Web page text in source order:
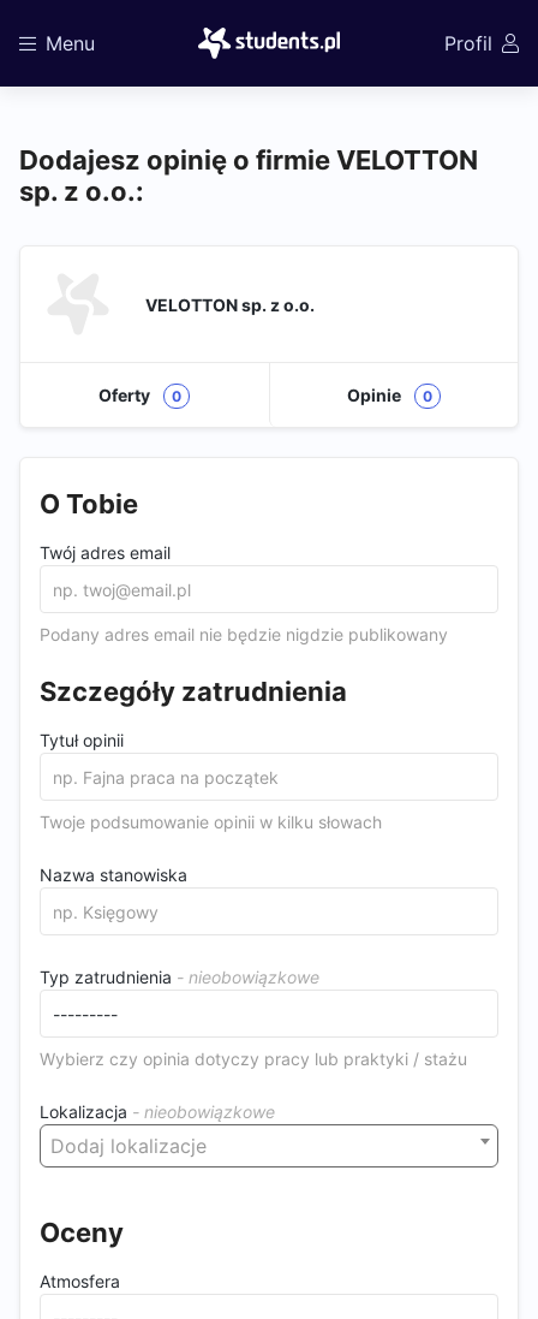
Menu Profil
Dodajesz opinię o firmie VELOTTON
sp. z o.o.:
VELOTTON sp. z o.o.
Oferty 0 Opinie 0
O Tobie
Twój adres email
Podany adres email nie będzie nigdzie publikowany
Szczegóły zatrudnienia
Tytuł opinii
Twoje podsumowanie opinii w kilku słowach
Nazwa stanowiska
Typ zatrudnienia
Wybierz czy opinia dotyczy pracy lub praktyki / stażu
Lokalizacja
Dodaj lokalizacje
Oceny
Atmosfera